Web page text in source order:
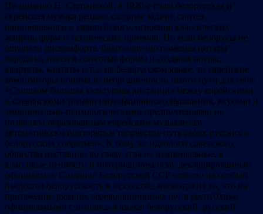
По мнению Н. Степанской, в 1920-е годы белорусская и
еврейская музыка решали сходные задачи: синтез
национального и европейского, освоение классических
жанров, форм и технических приемов. Но если белорусы не
ощущали дискомфорта, благополучно помещая цитаты
народных песен в сонатные формы и создавая оперы,
квартеты, кантаты и т.д. на белорусском языке, то еврейские
композиторы понимали неорганичность такого пути для себя:
«Слишком большая культурная дистанция между еврейскими
и славянскими типами интонационного мышления, вкусами и
эмоционально-психологическими предпочтениями не
позволяла образованным еврейским музыкантам
автоматически повторять в творчестве путь своих русских и
белорусских собратьев». К тому же идеологи советского
общества поставили во главу угла не национальные, а
классовые ценности и интернационализм, декларированный
официально. Создание Белорусской ССР возвело на особый
пьедестал белорусскость в искусстве, несмотря на то, что на
протяжении ряда послереволюционных лет в республике
официальными считались 4 языка: белорусский, русский,